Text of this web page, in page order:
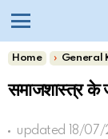
You are here:
Home General
समाजशास्त्र
updated 18/